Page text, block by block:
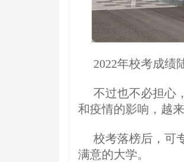
2022年校考成绩
不过也不必担心
和疫情的影响，越
校考落榜后，可
满意的大学。